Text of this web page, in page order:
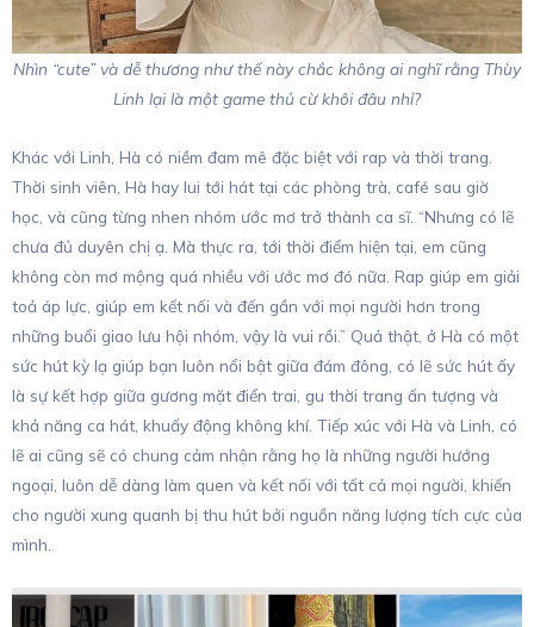
Nhìn “cute” và dễ thương như thế này chắc không ai nghĩ rằng Thùy
Linh lại là một game thủ cừ khôi đâu nhỉ?
Khác với Linh, Hà có niềm đam mê đặc biệt với rap và thời trang.
Thời sinh viên, Hà hay lui tới hát tại các phòng trà, café sau giờ
học, và cũng từng nhen nhóm ước mơ trở thành ca sĩ. “Nhưng có lẽ
chưa đủ duyên chị ạ. Mà thực ra, tới thời điểm hiện tại, em cũng
không còn mơ mộng quá nhiều với ước mơ đó nữa. Rap giúp em giải
toả áp lực, giúp em kết nối và đến gần với mọi người hơn trong
những buổi giao lưu hội nhóm, vậy là vui rồi.” Quả thật, ở Hà có một
sức hút kỳ lạ giúp bạn luôn nổi bật giữa đám đông, có lẽ sức hút ấy
là sự kết hợp giữa gương mặt điển trai, gu thời trang ấn tượng và
khả năng ca hát, khuấy động không khí. Tiếp xúc với Hà và Linh, có
lẽ ai cũng sẽ có chung cảm nhận rằng họ là những người hướng
ngoại, luôn dễ dàng làm quen và kết nối với tất cả mọi người, khiến
cho người xung quanh bị thu hút bởi nguồn năng lượng tích cực của
mình.